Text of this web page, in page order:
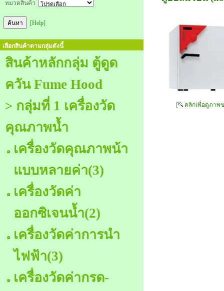
หมวดสินค้า
[Help]
เลือกสินค้าตามกลุ่มดังนี้
สินค้าหลักกลุ่ม ตู้ดูด
ควัน Fume Hood
> กลุ่มที่ 1 เครื่องวัด
คุณภาพน้ำ
เครื่องวัดคุณภาพน้า
แบบหลายค่า(3)
เครื่องวัดค่า
ออกซิเจนน้ำ(2)
เครื่องวัดค่าการนำ
ไฟฟ้า(3)
เครื่องวัดค่ากรด-
[ คลิกเพื่อดูภาพ